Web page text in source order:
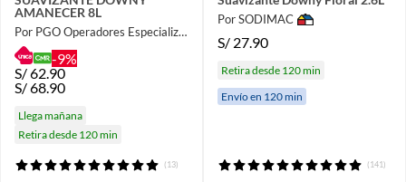
AMANECER 8L
Por PGO Operadores Especializados
-9%
S/62.90
S/68.90
Llega mañana
Retira desde 120 min
(13)
Por SODIMAC
S/ 27.90
Retira desde 120 min
Envío en 120 min
(141)